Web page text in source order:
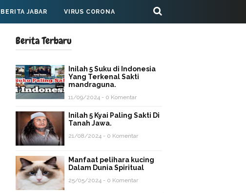
BERITA JABAR VIRUS CORONA
Berita Terbaru
Inilah 5 Suku di Indonesia
Yang Terkenal Sakti
mandraguna.
11/09/2024 - 0 Komentar
Inilah 5 Kyai Paling Sakti Di
Tanah Jawa.
21/08/2024 - 0 Komentar
Manfaat pelihara kucing
Dalam Dunia Spiritual
25/05/2024 - 0 Komentar